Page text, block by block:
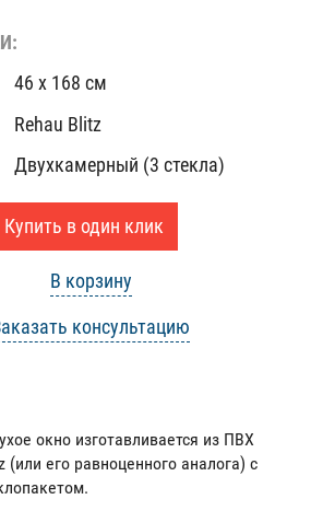
46 x 168 см
Rehau Blitz
Двухкамерный (3 стекла)
Купить в один клик
В корзину
консультацию
окно изготавливается из ПВХ
его равноценного аналога) с